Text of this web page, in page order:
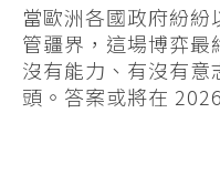
當歐洲各國政府紛
管疆界，這場博弈
沒有能力、有沒有
頭。答案或將在